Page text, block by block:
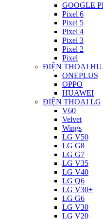
GOOGLE
Pixel 6
Pixel 5
Pixel 4
Pixel 3
Pixel 2
Pixel
ĐIỆN THOẠI
ONEPLUS
OPPO
HUAWEI
ĐIỆN THOẠI LG
V60
Velvet
Wings
LG V50
LG G8
LG G7
LG V35
LG V40
LG Q6
LG V30+
LG G6
LG V30
LG V20